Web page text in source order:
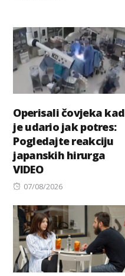
Operisali čovjeka kad
je udario jak potres:
Pogledajte reakciju
japanskih hirurga
VIDEO
Posted
07/08/2026